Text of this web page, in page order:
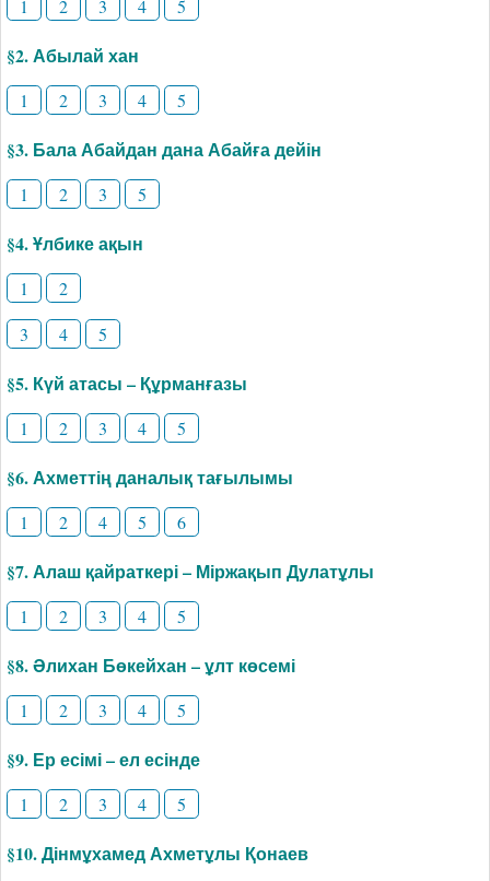
1 2 3 4 5
§2. Абылай хан
1 2 3 4 5
§3. Бала Абайдан дана Абайға дейін
1 2 3 5
§4. Ұлбике ақын
1
2
3
4 5
§5. Күй атасы – Құрманғазы
1 2 3 4 5
§6. Ахметтің даналық тағылымы
1 2 4 5 6
§7. Алаш қайраткері – Міржақып Дулатұлы
1 2 3 4 5
§8. Әлихан Бөкейхан – ұлт көсемі
1 2 3 4 5
§9. Ер есімі – ел есінде
1 2 3 4 5
§10. Дінмұхамед Ахметұлы Қонаев